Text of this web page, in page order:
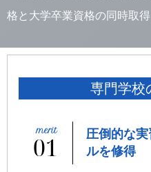
格と大学卒業資格の同時取得
専門学校
01
圧倒的な
ルを修得